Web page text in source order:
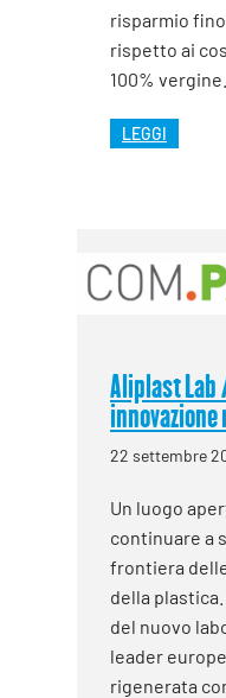
risparmio
rispetto ai
100% vergine.
LEGGI
Aliplast Lab
22 settembre
Un luogo
continuare a
frontiera
della
del nuovo
leader
rigenerata